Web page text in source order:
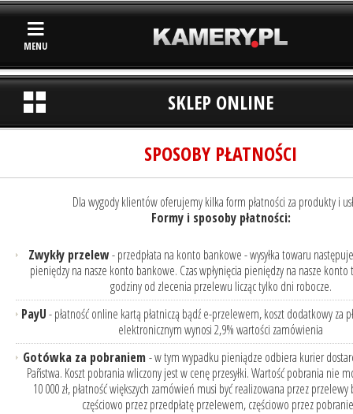
MENU
SKLEP ONLINE
SPOSOBY PŁATNOŚCI
Dla wygody klientów oferujemy kilka form płatności za produkty i
Formy i sposoby płatności:
Zwykły przelew- przedpłata na konto bankowe - wysyłka towaru
pieniędzy na nasze konto bankowe. Czas wpłynięcia pieniędzy na nasze konto
godziny od zlecenia przelewu licząc tylko dni robocze.
PayU- płatność online kartą płatniczą bądź e-przelewem, koszt dodatkowy za
elektronicznym wynosi 2,9% wartości zamówienia
Gotówka za pobraniem- w tym wypadku pieniądze odbiera kurier
Pañstwa. Koszt pobrania wliczony jest w cenę przesyłki. Wartość pobrania nie
10 000 zł, płatność większych zamówień musi być realizowana przez
częściowo przez przedpłatę przelewem, częściowo przez